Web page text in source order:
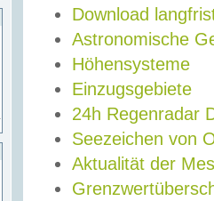
Download
Astronomische
Höhensysteme
Einzugsgebiete
24h Regenradar
Seezeichen von
Aktualität der